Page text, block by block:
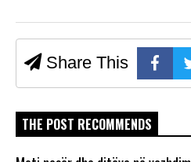
Share This
THE POST RECOMMENDS